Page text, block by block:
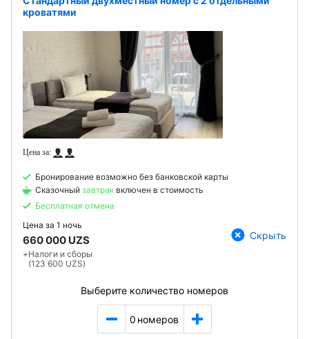
кроватями
Бронирование возможно без банковской карты
Сказочный завтрак включен в стоимость
Бесплатная отмена
Цена за 1 ночь
660 000 UZS
+Налоги и сборы
(123 600 UZS)
Скрыть
Выберите количество номеров
0 номеров